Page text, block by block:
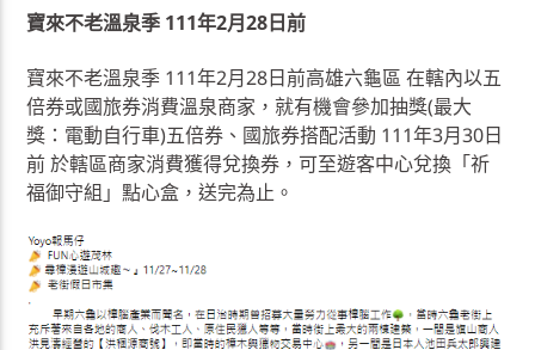
寶來不老溫泉季 111年2月28日前
寶來不老溫泉季 111年2月28日前高雄六龜區 在轄內以五
倍券或國旅券消費溫泉商家，就有機會參加抽獎(最大
獎：電動自行車)五倍券、國旅券搭配活動 111年3月30日
前 於轄區商家消費獲得兌換券，可至遊客中心兌換「祈
福御守組」點心盒，送完為止。